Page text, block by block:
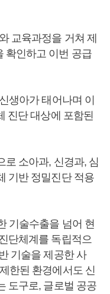
교육과정을 거쳐 제
확인하고 이번 공급
생아가 태어나며 이
진단 대상에 포함된
로 소아과, 신경과, 심
기반 정밀진단 적용
기술수출을 넘어 현
단체계를 독립적으
기술을 제공한 사
한된 환경에서도 신
도구로, 글로벌 공공